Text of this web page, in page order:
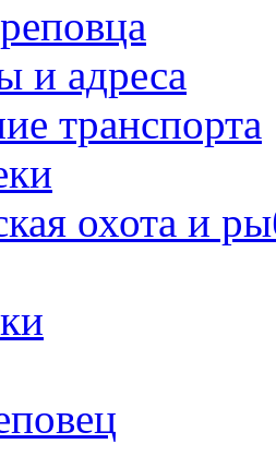
и адреса
транспорта
охота и